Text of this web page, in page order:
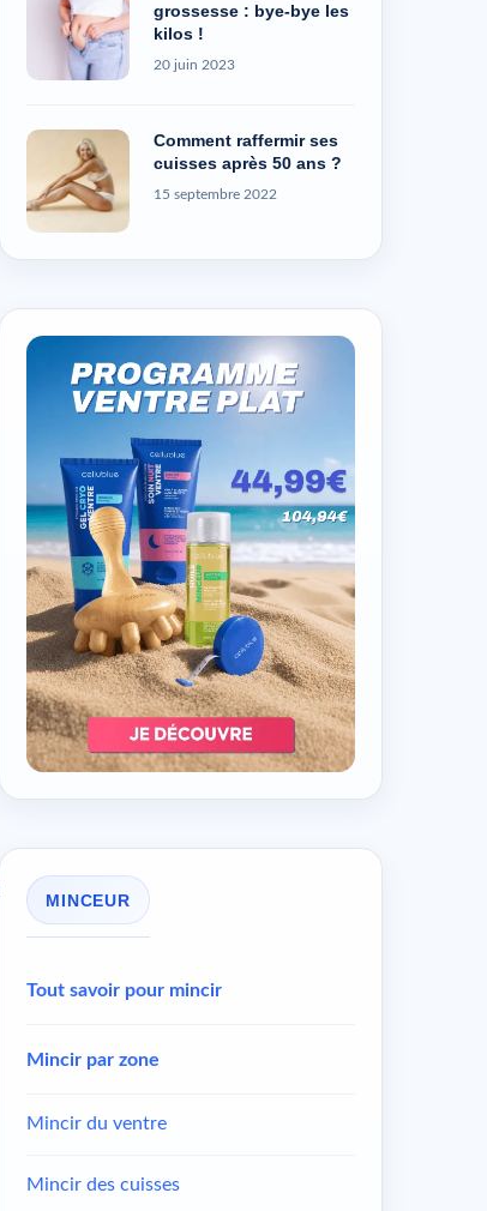
grossesse : bye-bye les
kilos !
20 juin 2023
Comment raffermir ses
cuisses après 50 ans ?
15 septembre 2022
MINCEUR
Tout savoir pour mincir
Mincir par zone
Mincir du ventre
Mincir des cuisses